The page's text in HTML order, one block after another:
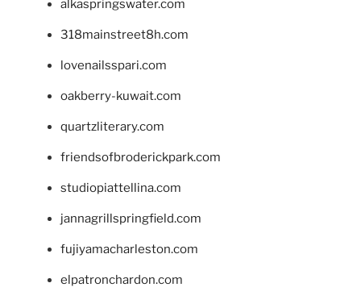
alkaspringswater.com
318mainstreet8h.com
lovenailsspari.com
oakberry-kuwait.com
quartzliterary.com
friendsofbroderickpark.com
studiopiattellina.com
jannagrillspringfield.com
fujiyamacharleston.com
elpatronchardon.com